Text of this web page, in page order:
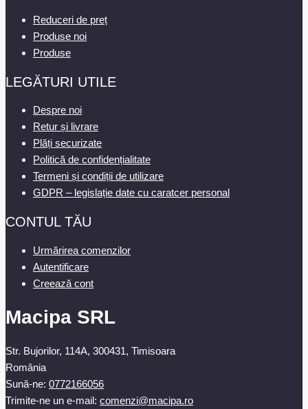
Reduceri de preț
Produse noi
Produse
LEGĂTURI UTILE
Despre noi
Retur și livrare
Plăți securizate
Politică de confidențialitate
Termeni și condiții de utilizare
GDPR – legislație date cu caratcer personal
CONTUL TĂU
Urmărirea comenzilor
Autentificare
Creează cont
Macipa SRL
Str. Bujorilor, 114A, 300431, Timisoara
România
Sună-ne: 0772166056
Trimite-ne un e-mail: comenzi@macipa.ro